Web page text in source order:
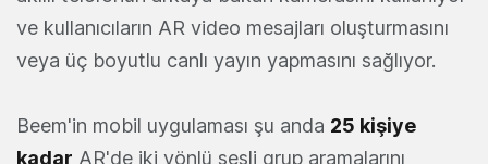
ve kullanıcıların AR video mesajları oluşturmasını
veya üç boyutlu canlı yayın yapmasını sağlıyor.
Beem'in mobil uygulaması şu anda 25 kişiye
kadar AR'de iki yönlü sesli grup aramalarını